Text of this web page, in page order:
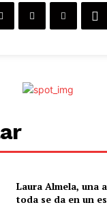
Laura Almela, una
toda se da en un